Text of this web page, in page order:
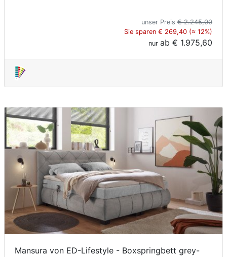
unser Preis € 2.245,00
Sie sparen € 269,40 (≈ 12%)
nur ab € 1.975,60
Mansura von ED-Lifestyle - Boxspringbett grey-